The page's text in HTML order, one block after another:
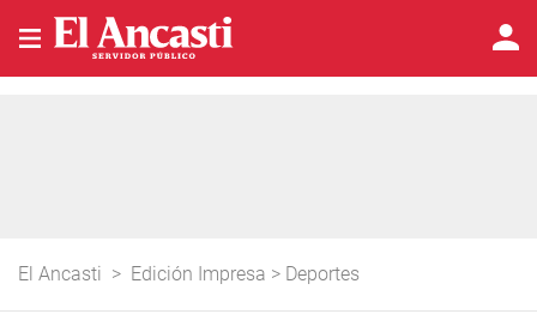
El Ancasti > Edición Impresa > Deportes